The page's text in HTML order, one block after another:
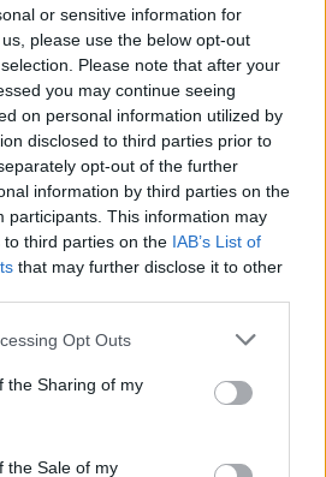
or sensitive information for
please use the below opt-out
Please note that after your
you may continue seeing
on personal information utilized by
disclosed to third parties prior to
opt-out of the further
information by third parties on the
participants. This information may
third parties on the IAB’s List of
that may further disclose it to other
Opt Outs
the Sharing of my
the Sale of my
paukščių
žmogui,
kontakto su
Įspėja,
niekada
sodo darbuotojas,
su gyvūnais,
takų ligų simptomų,
organizacija